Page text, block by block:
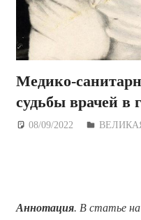
Медико-
судьбы врачей в
08/09/2022
Аннотация. В статье